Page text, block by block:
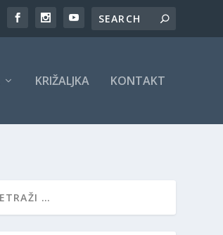
KRIŽALJKA KONTAKT